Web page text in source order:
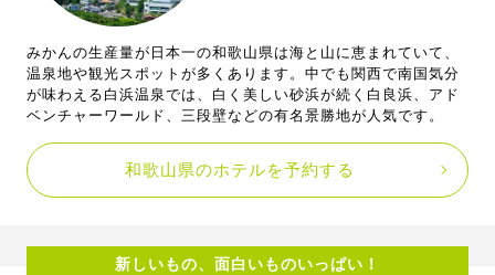
みかんの生産量が日本一の和歌山県は海と山に恵まれていて、
温泉地や観光スポットが多くあります。中でも関西で南国気分
が味わえる白浜温泉では、白く美しい砂浜が続く白良浜、アド
ベンチャーワールド、三段壁などの有名景勝地が人気です。
和歌山県のホテルを予約する
新しいもの、面白いものいっぱい！